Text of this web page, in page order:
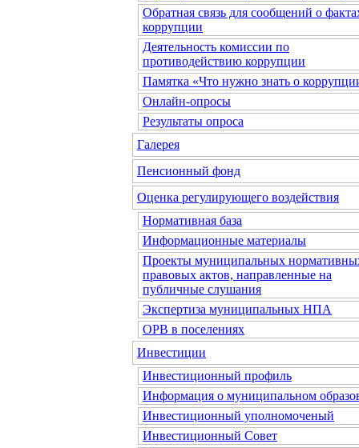
Обратная связь для сообщений о
коррупции
Деятельность комиссии по
противодействию коррупции
Памятка «Что нужно знать о
Онлайн-опросы
Результаты опроса
Галерея
Пенсионный фонд
Оценка регулирующего воздействия
Нормативная база
Информационные материалы
Проекты муниципальных
правовых актов, направленные на
публичные слушания
Экспертиза муниципальных НПА
ОРВ в поселениях
Инвестиции
Инвестиционный профиль
Информация о муниципальном
Инвестиционный уполномоченый
Инвестиционный Совет